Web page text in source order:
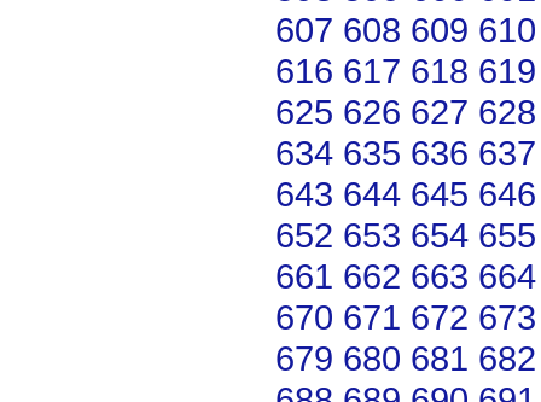
607 608 609 610
616 617 618 619
625 626 627 628
634 635 636 637
643 644 645 646
652 653 654 655
661 662 663 664
670 671 672 673
679 680 681 682